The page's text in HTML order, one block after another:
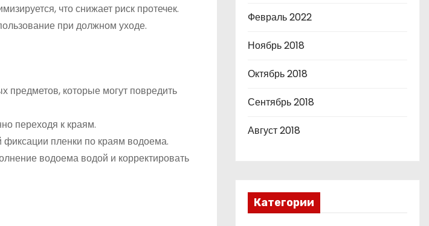
что снижает риск протечек.
при должном уходе.
предметов, которые могут повредить
переходя к краям.
пленки по краям водоема.
водоема водой и корректировать
Февраль 2022
Ноябрь 2018
Октябрь 2018
Сентябрь 2018
Август 2018
Категории